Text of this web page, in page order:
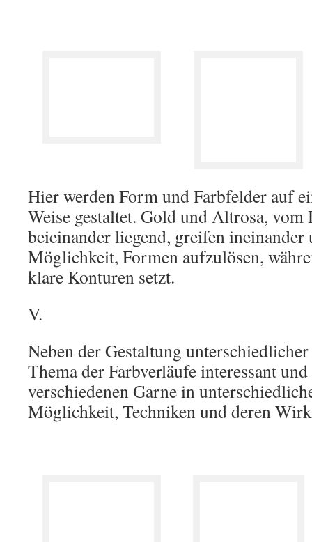
Hier werden Form und Farbfelder auf
Weise gestaltet. Gold und Altrosa,
beieinander liegend, greifen
Möglichkeit, Formen aufzulösen,
klare Konturen setzt.
V.
Neben der Gestaltung
Thema der Farbverläufe interessant
verschiedenen Garne in
Möglichkeit, Techniken und deren